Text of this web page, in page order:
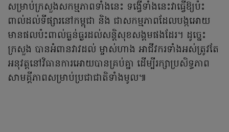
សម្រាប់ក្រសួងសកម្មភាពទាំងនេះ ទង្វើទាំងនេះវាធ្វើឱ្យប៉ះ
ពាល់ដល់ទីផ្សារនៅកម្ពុជា និង ជាសកម្មភាពដែលបង្កអោយ
មានផលប៉ះពាល់ធ្ងន់ធ្ងរដល់សន្តិសុខសង្គមផងដែរ។ ដូច្នេះ
ក្រសួង បានអំពានវាវដល់ ម្ចាស់ហាង អាជីវករទាំងអស់ត្រូវតែ
អនុវត្តនៅវិធានការអោយបានគ្រប់គ្នា ដើម្បីរក្សាប្រសិទ្ធភាព
សាមគ្គីភាពសម្រាប់ប្រជាជាតិទាំងមូល៕